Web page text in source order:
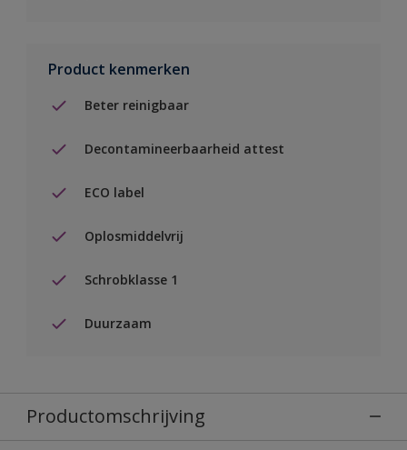
Product kenmerken
Beter reinigbaar
Decontamineerbaarheid attest
ECO label
Oplosmiddelvrij
Schrobklasse 1
Duurzaam
Productomschrijving